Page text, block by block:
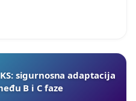
sigurnosna adaptacija
B i C faze